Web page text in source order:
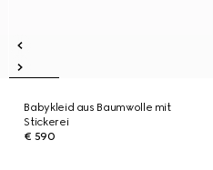
Babykleid aus Baumwolle mit
Stickerei
€ 590